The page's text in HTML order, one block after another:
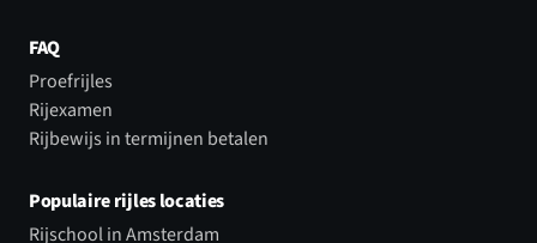
FAQ
Proefrijles
Rijexamen
Rijbewijs in termijnen betalen
Populaire rijles locaties
Rijschool in Amsterdam